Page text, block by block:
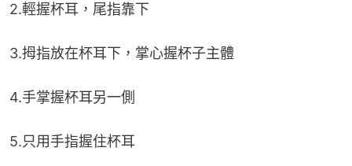
2.輕握杯耳，尾指靠下
3.拇指放在杯耳下，掌心握杯子主體
4.手掌握杯耳另一側
5.只用手指握住杯耳